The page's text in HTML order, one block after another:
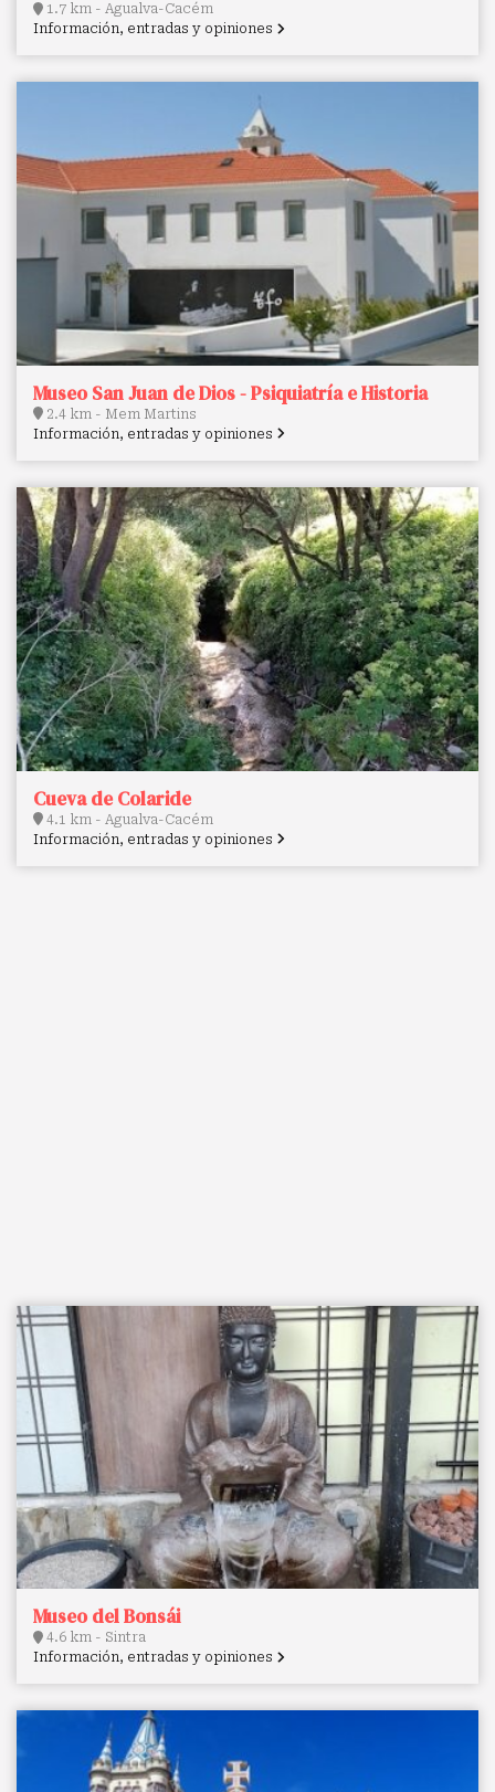
1.7 km - Agualva-Cacém
Información, entradas y opiniones
Museo San Juan de Dios - Psiquiatría e Historia
2.4 km - Mem Martins
Información, entradas y opiniones
Cueva de Colaride
4.1 km - Agualva-Cacém
Información, entradas y opiniones
Museo del Bonsái
4.6 km - Sintra
Información, entradas y opiniones